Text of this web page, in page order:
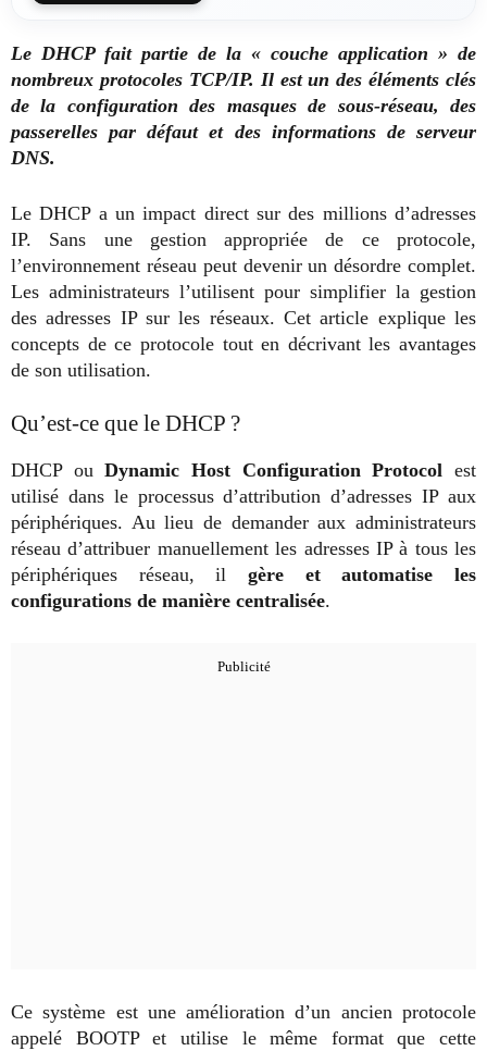
Le DHCP fait partie de la « couche application » de
nombreux protocoles TCP/IP. Il est un des éléments clés
de la configuration des masques de sous-réseau, des
passerelles par défaut et des informations de serveur
DNS.
Le DHCP a un impact direct sur des millions d’adresses
IP. Sans une gestion appropriée de ce protocole,
l’environnement réseau peut devenir un désordre complet.
Les administrateurs l’utilisent pour simplifier la gestion
des adresses IP sur les réseaux. Cet article explique les
concepts de ce protocole tout en décrivant les avantages
de son utilisation.
Qu’est-ce que le DHCP ?
DHCP ouDynamic Host Configuration Protocol est
utilisé dans le processus d’attribution d’adresses IP aux
périphériques. Au lieu de demander aux administrateurs
réseau d’attribuer manuellement les adresses IP à tous les
périphériques réseau, il gère et automatise les
configurations de manière centralisée.
Ce système est une amélioration d’un ancien protocole
appelé BOOTP et utilise le même format que cette